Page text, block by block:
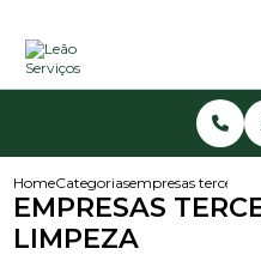
HomeCategoriasempresas
EMPRESAS
LIMPEZA